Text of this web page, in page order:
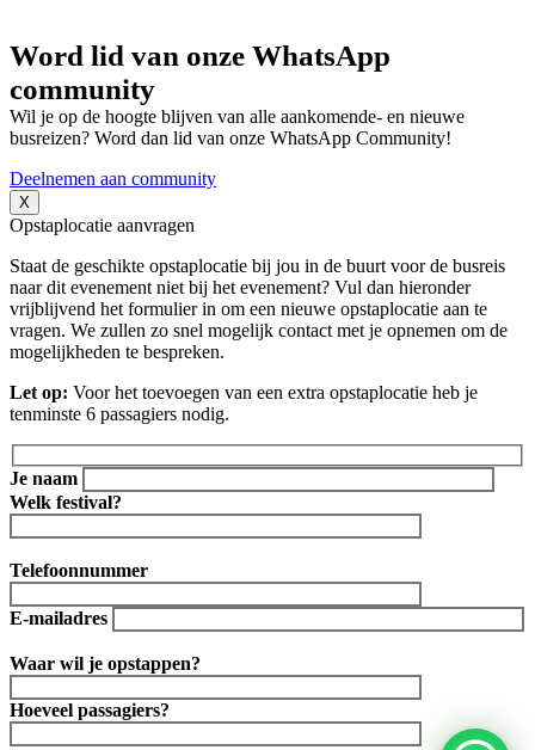
Word lid van onze WhatsApp
community
Wil je op de hoogte blijven van alle aankomende- en nieuwe
busreizen? Word dan lid van onze WhatsApp Community!
Deelnemen aan community
X
Opstaplocatie aanvragen
Staat de geschikte opstaplocatie bij jou in de buurt voor de busreis
naar dit evenement niet bij het evenement? Vul dan hieronder
vrijblijvend het formulier in om een nieuwe opstaplocatie aan te
vragen. We zullen zo snel mogelijk contact met je opnemen om de
mogelijkheden te bespreken.
Let op: Voor het toevoegen van een extra opstaplocatie heb je
tenminste 6 passagiers nodig.
Je naam
Welk festival?
Telefoonnummer
E-mailadres
Waar wil je opstappen?
Hoeveel passagiers?